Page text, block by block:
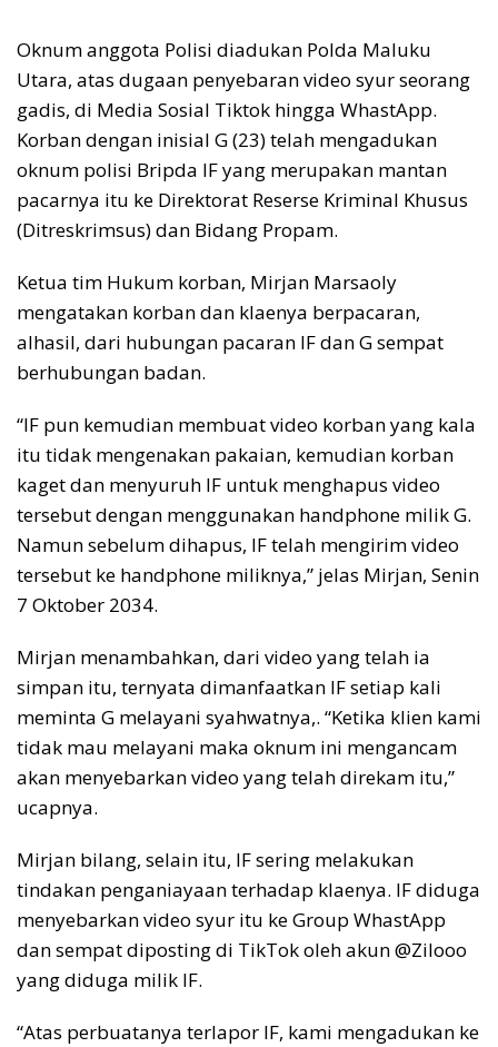
Oknum anggota Polisi diadukan Polda Maluku
Utara, atas dugaan penyebaran video syur seorang
gadis, di Media Sosial Tiktok hingga WhastApp.
Korban dengan inisial G (23) telah mengadukan
oknum polisi Bripda IF yang merupakan mantan
pacarnya itu ke Direktorat Reserse Kriminal Khusus
(Ditreskrimsus) dan Bidang Propam.
Ketua tim Hukum korban, Mirjan Marsaoly
mengatakan korban dan klaenya berpacaran,
alhasil, dari hubungan pacaran IF dan G sempat
berhubungan badan.
“IF pun kemudian membuat video korban yang kala
itu tidak mengenakan pakaian, kemudian korban
kaget dan menyuruh IF untuk menghapus video
tersebut dengan menggunakan handphone milik G.
Namun sebelum dihapus, IF telah mengirim video
tersebut ke handphone miliknya,” jelas Mirjan, Senin
7 Oktober 2034.
Mirjan menambahkan, dari video yang telah ia
simpan itu, ternyata dimanfaatkan IF setiap kali
meminta G melayani syahwatnya,. “Ketika klien kami
tidak mau melayani maka oknum ini mengancam
akan menyebarkan video yang telah direkam itu,”
ucapnya.
Mirjan bilang, selain itu, IF sering melakukan
tindakan penganiayaan terhadap klaenya. IF diduga
menyebarkan video syur itu ke Group WhastApp
dan sempat diposting di TikTok oleh akun @Zilooo
yang diduga milik IF.
“Atas perbuatanya terlapor IF, kami mengadukan ke